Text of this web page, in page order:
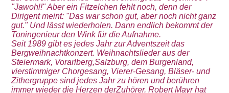
"Jawohl!" Aber ein Fitzelchen fehlt noch, denn der
Dirigent meint: "Das war schon gut, aber noch nicht ganz
gut." Und lässt wiederholen. Dann endlich bekommt der
Toningenieur den Wink für die Aufnahme.
Seit 1989 gibt es jedes Jahr zur Adventszeit das
Bergweihnachtkonzert. Weihnachtslieder aus der
Steiermark, Vorarlberg,Salzburg, dem Burgenland,
vierstimmiger Chorgesang, Vierer-Gesang, Bläser- und
Zithergruppe sind jedes Jahr zu hören und berühren
immer wieder die Herzen derZuhörer. Robert Mayr hat